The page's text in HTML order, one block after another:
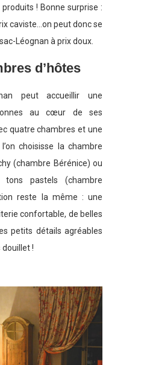
! Bonne surprise :
caviste…on peut donc se
Léognan à prix doux.
d’hôtes
peut accueillir une
au cœur de ses
quatre chambres et une
choisisse la chambre
(chambre Bérénice) ou
pastels (chambre
reste la même : une
confortable, de belles
petits détails agréables
!